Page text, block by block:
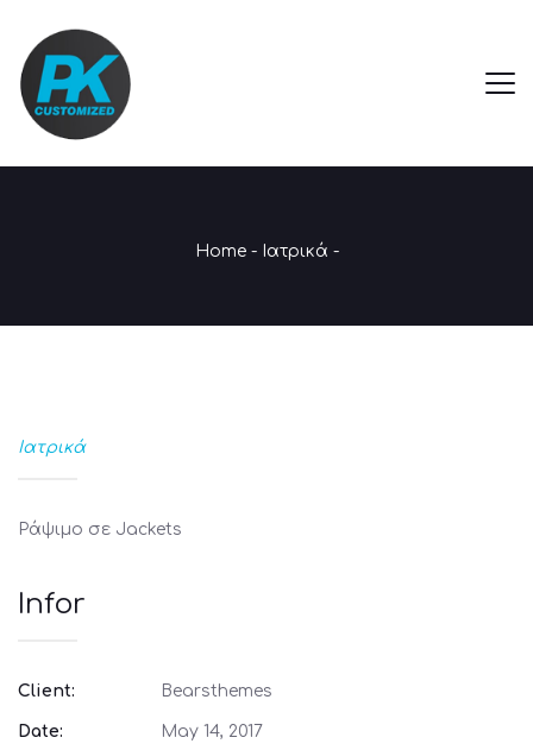
Home- Ιατρικά -
Ιατρικά
Ράψιμο σε Jackets
Infor
Client: Bearsthemes
Date: May 14, 2017